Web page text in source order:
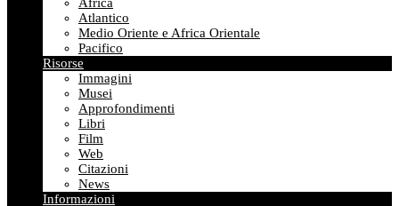
Atlantico
Medio Oriente e Africa Orientale
Pacifico
Risorse
Immagini
Musei
Approfondimenti
Libri
Film
Web
Citazioni
News
Informazioni